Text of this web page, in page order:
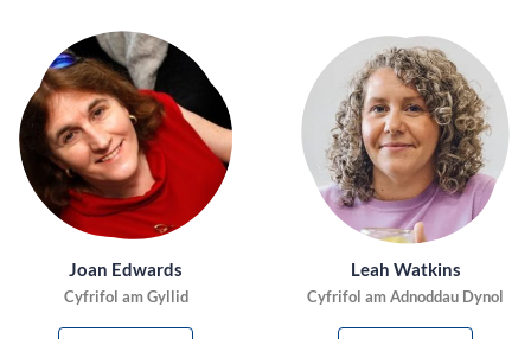
Joan Edwards
Cyfrifol am Gyllid
Leah Watkins
Cyfrifol am Adnoddau Dynol